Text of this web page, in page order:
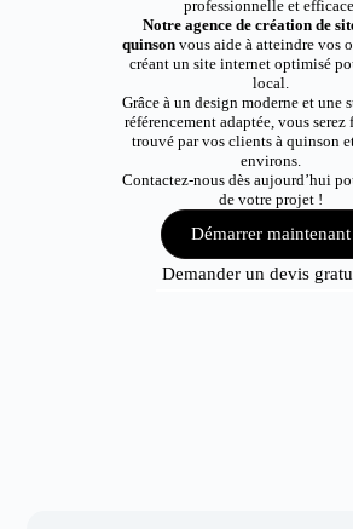
professionnelle et
Notre agence de création de
quinsonvous aide à atteindre vos
créant un site internet optimisé
local.
Grâce à un design moderne et une
référencement adaptée, vous serez
trouvé par vos clients à quinson
environs.
Contactez-nous dès aujourd’hui
de votre projet !
Démarrer maintenant
Demander un devis